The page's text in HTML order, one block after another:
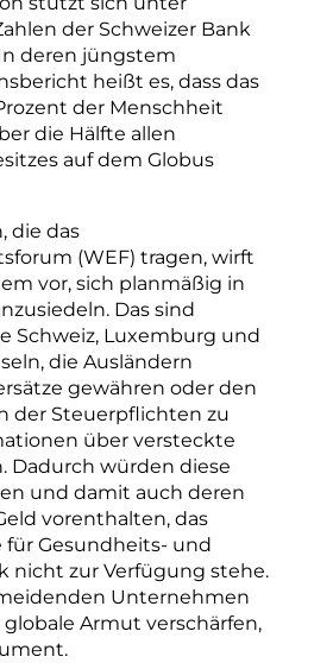
der Schweizer Bank
deren jüngstem
heißt es, dass das
der Menschheit
die Hälfte allen
auf dem Globus
die das
(WEF) tragen, wirft
vor, sich planmäßig in
Das sind
Schweiz, Luxemburg und
die Ausländern
gewähren oder den
der Steuerpflichten zu
über versteckte
Dadurch würden diese
und damit auch deren
vorenthalten, das
für Gesundheits- und
nicht zur Verfügung stehe.
Unternehmen
Armut verschärfen,